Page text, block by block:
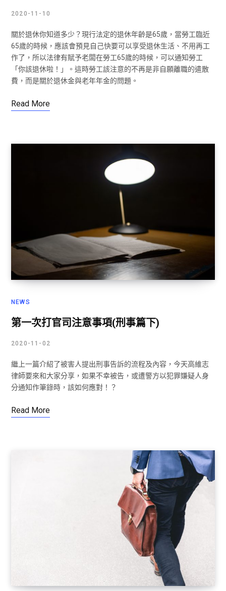
2020-11-10
關於退休你知道多少？現行法定的退休年齡是65歲，當勞工臨近
65歲的時候，應該會預見自己快要可以享受退休生活、不用再工
作了，所以法律有賦予老闆在勞工65歲的時候，可以通知勞工
「你該退休啦！」。這時勞工該注意的不再是非自願離職的遣散
費，而是關於退休金與老年年金的問題。
Read More
NEWS
第一次打官司注意事項(刑事篇下)
2020-11-02
繼上一篇介紹了被害人提出刑事告訴的流程及內容，今天高維志
律師要來和大家分享，如果不幸被告，或遭警方以犯罪嫌疑人身
分通知作筆錄時，該如何應對！？
Read More